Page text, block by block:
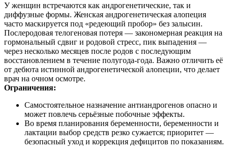
У женщин встречаются как андрогенетические, так и
диффузные формы. Женская андрогенетическая алопеция
часто маскируется под «редеющий пробор» без залысин.
Послеродовая телогеновая потеря — закономерная реакция на
гормональный сдвиг и родовой стресс, пик выпадения —
через несколько месяцев после родов с последующим
восстановлением в течение полугода‑года. Важно отличить её
от дебюта истинной андрогенетической алопеции, что делает
врач на очном осмотре.
Ограничения:
Самостоятельное назначение антиандрогенов опасно и
может повлечь серьёзные побочные эффекты.
Во время планирования беременности, беременности и
лактации выбор средств резко сужается; приоритет —
безопасный уход и коррекция дефицитов по показаниям.